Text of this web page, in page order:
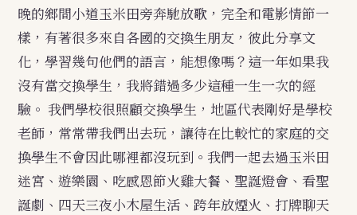
晚的鄉間小道玉米田旁奔馳放歌，完全和電影情節一
樣，有著很多來自各國的交換生朋友，彼此分享文
化，學習幾句他們的語言，能想像嗎？這一年如果我
沒有當交換學生，我將錯過多少這種一生一次的經
驗。 我們學校很照顧交換學生，地區代表剛好是學校
老師，常常帶我們出去玩，讓待在比較忙的家庭的交
換學生不會因此哪裡都沒玩到。我們一起去過玉米田
迷宮、遊樂園、吃感恩節火雞大餐、聖誕燈會、看聖
誕劇、四天三夜小木屋生活、跨年放煙火、打牌聊天